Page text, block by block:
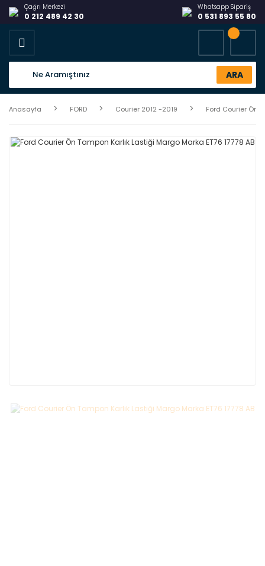
Çağrı Merkezi
0 212 489 42 30
Whatsapp Sipariş
0 531 893 55 80
ARA
Anasayfa FORD Courier 2012 -2019 Ford Courier Ön